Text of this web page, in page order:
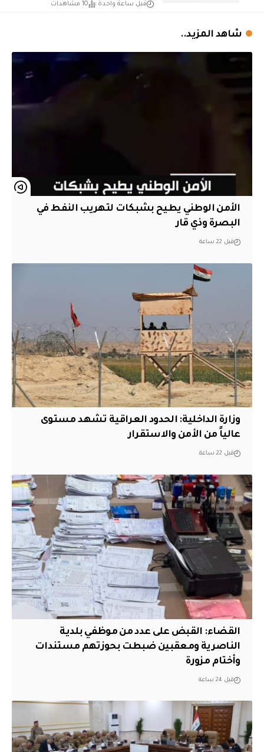
قبل ساعة واحدة 10 مشاهدات
شاهد المزيد..
الأمن الوطني يطيح بشبكات لتهريب النفط في
البصرة وذي قار
قبل 22 ساعة
وزارة الداخلية: الحدود العراقية تشهد مستوى
عالياً من الأمن والاستقرار
قبل 22 ساعة
القضاء: القبض على عدد من موظفي بلدية
الناصرية ومعقبين ضبطت بحوزتهم مستندات
وأختام مزورة
قبل 24 ساعة